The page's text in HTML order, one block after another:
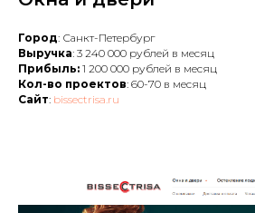
Город: Санкт-Петербург
Выручка: 3 240 000 рублей в месяц
Прибыль: 1 200 000 рублей в месяц
Кол-во проектов: 60-70 в месяц
Сайт: bissectrisa.ru